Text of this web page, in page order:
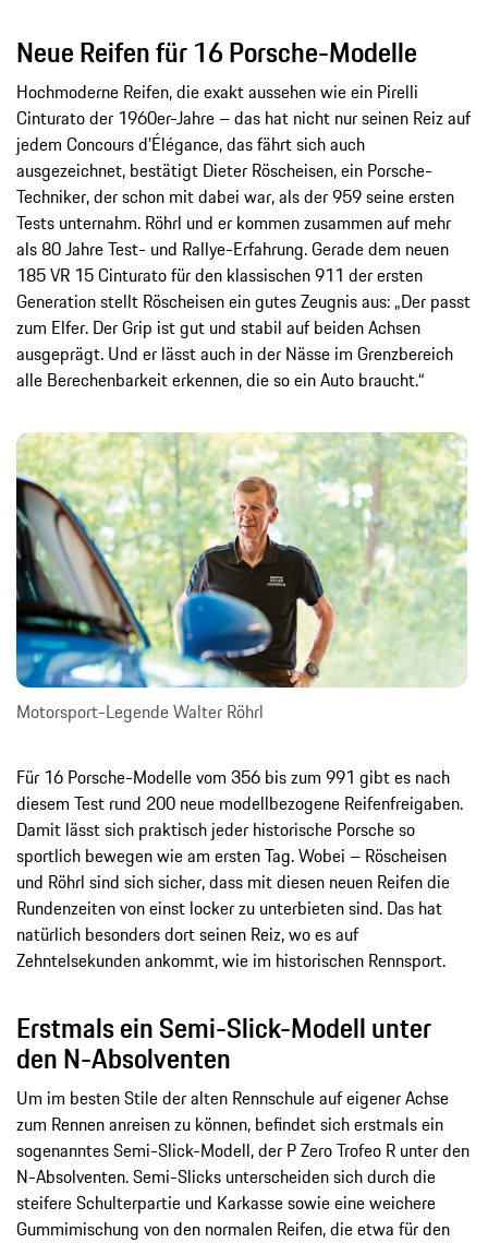
Neue Reifen für 16 Porsche-Modelle
Hochmoderne Reifen, die exakt aussehen wie ein Pirelli
Cinturato der 1960er-Jahre – das hat nicht nur seinen Reiz auf
jedem Concours d’Élégance, das fährt sich auch
ausgezeichnet, bestätigt Dieter Röscheisen, ein Porsche-
Techniker, der schon mit dabei war, als der 959 seine ersten
Tests unternahm. Röhrl und er kommen zusammen auf mehr
als 80 Jahre Test- und Rallye-Erfahrung. Gerade dem neuen
185 VR 15 Cinturato für den klassischen 911 der ersten
Generation stellt Röscheisen ein gutes Zeugnis aus: „Der passt
zum Elfer. Der Grip ist gut und stabil auf beiden Achsen
ausgeprägt. Und er lässt auch in der Nässe im Grenzbereich
alle Berechenbarkeit erkennen, die so ein Auto braucht.“
Motorsport-Legende Walter Röhrl
Für 16 Porsche-Modelle vom 356 bis zum 991 gibt es nach
diesem Test rund 200 neue modellbezogene Reifenfreigaben.
Damit lässt sich praktisch jeder historische Porsche so
sportlich bewegen wie am ersten Tag. Wobei – Röscheisen
und Röhrl sind sich sicher, dass mit diesen neuen Reifen die
Rundenzeiten von einst locker zu unterbieten sind. Das hat
natürlich besonders dort seinen Reiz, wo es auf
Zehntelsekunden ankommt, wie im historischen Rennsport.
Erstmals ein Semi-Slick-Modell unter
den N-Absolventen
Um im besten Stile der alten Rennschule auf eigener Achse
zum Rennen anreisen zu können, befindet sich erstmals ein
sogenanntes Semi-Slick-Modell, der P Zero Trofeo R unter den
N-Absolventen. Semi-Slicks unterscheiden sich durch die
steifere Schulterpartie und Karkasse sowie eine weichere
Gummimischung von den normalen Reifen, die etwa für den